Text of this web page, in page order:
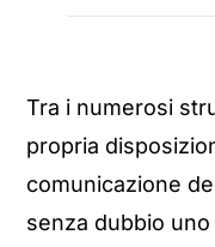
Tra i numerosi
propria
comunicazione
senza dubbio